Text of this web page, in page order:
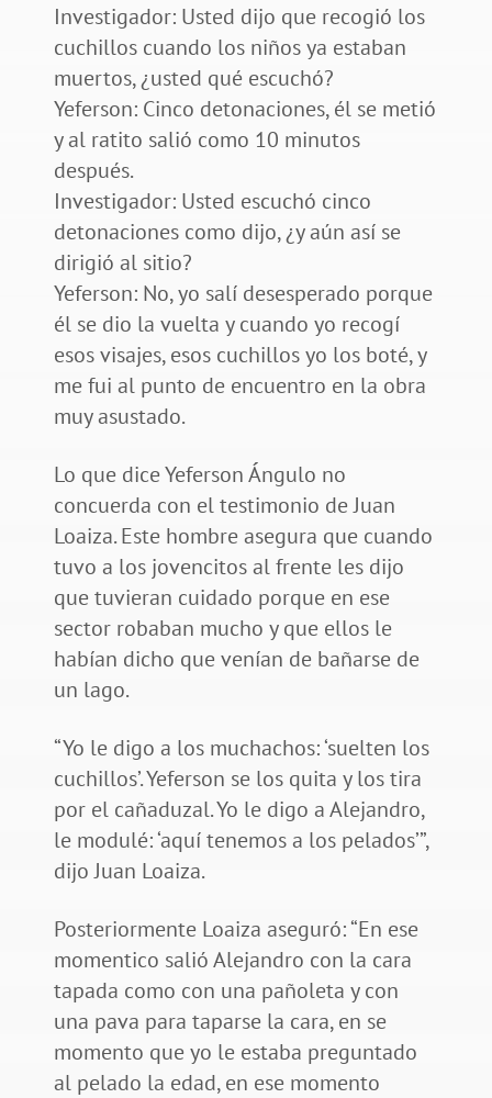
Investigador: Usted dijo que recogió los
cuchillos cuando los niños ya estaban
muertos, ¿usted qué escuchó?
Yeferson: Cinco detonaciones, él se metió
y al ratito salió como 10 minutos
después.
Investigador: Usted escuchó cinco
detonaciones como dijo, ¿y aún así se
dirigió al sitio?
Yeferson: No, yo salí desesperado porque
él se dio la vuelta y cuando yo recogí
esos visajes, esos cuchillos yo los boté, y
me fui al punto de encuentro en la obra
muy asustado.
Lo que dice Yeferson Ángulo no
concuerda con el testimonio de Juan
Loaiza. Este hombre asegura que cuando
tuvo a los jovencitos al frente les dijo
que tuvieran cuidado porque en ese
sector robaban mucho y que ellos le
habían dicho que venían de bañarse de
un lago.
“Yo le digo a los muchachos: ‘suelten los
cuchillos’. Yeferson se los quita y los tira
por el cañaduzal. Yo le digo a Alejandro,
le modulé: ‘aquí tenemos a los pelados’”,
dijo Juan Loaiza.
Posteriormente Loaiza aseguró: “En ese
momentico salió Alejandro con la cara
tapada como con una pañoleta y con
una pava para taparse la cara, en se
momento que yo le estaba preguntado
al pelado la edad, en ese momento